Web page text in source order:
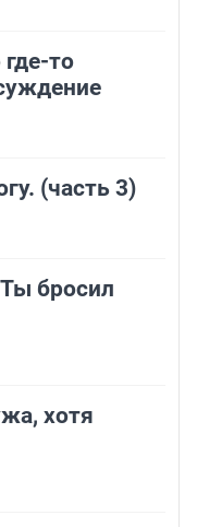
то
(часть 3)
бросил
хотя